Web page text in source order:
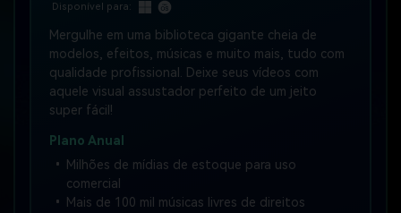
Disponível para:
Mergulhe em uma biblioteca gigante cheia de
modelos, efeitos, músicas e muito mais, tudo com
qualidade profissional. Deixe seus vídeos com
aquele visual assustador perfeito de um jeito
super fácil!
Plano Anual
Milhões de mídias de estoque para uso
comercial
Mais de 100 mil músicas livres de direitos